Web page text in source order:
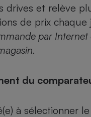
drives et relève
de prix chaque
par
du
à sélectionner